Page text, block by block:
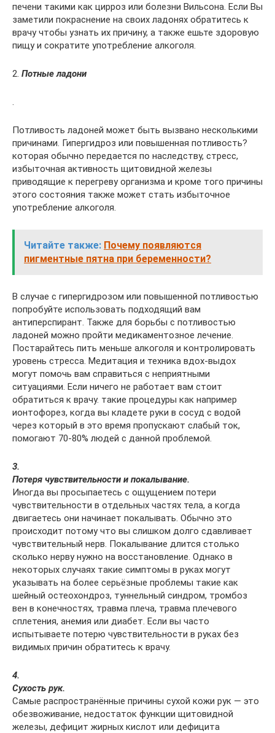
печени такими как цирроз или болезни Вильсона. Если Вы
заметили покраснение на своих ладонях обратитесь к
врачу чтобы узнать их причину, а также ешьте здоровую
пищу и сократите употребление алкоголя.
2. Потные ладони
Потливость ладоней может быть вызвано несколькими
причинами. Гипергидроз или повышенная потливость?
которая обычно передается по наследству, стресс,
избыточная активность щитовидной железы
приводящие к перегреву организма и кроме того причины
этого состояния также может стать избыточное
употребление алкоголя.
Читайте также: Почему появляются
пигментные пятна при беременности?
В случае с гипергидрозом или повышенной потливостью
попробуйте использовать подходящий вам
антиперспирант. Также для борьбы с потливостью
ладоней можно пройти медикаментозное лечение.
Постарайтесь пить меньше алкоголя и контролировать
уровень стресса. Медитация и техника вдох-выдох
могут помочь вам справиться с неприятными
ситуациями. Если ничего не работает вам стоит
обратиться к врачу. такие процедуры как например
ионтофорез, когда вы кладете руки в сосуд с водой
через который в это время пропускают слабый ток,
помогают 70-80% людей с данной проблемой.
3.
Потеря чувствительности и покалывание.
Иногда вы просыпаетесь с ощущением потери
чувствительности в отдельных частях тела, а когда
двигаетесь они начинает покалывать. Обычно это
происходит потому что вы слишком долго сдавливает
чувствительный нерв. Покалывание длится столько
сколько нерву нужно на восстановление. Однако в
некоторых случаях такие симптомы в руках могут
указывать на более серьёзные проблемы такие как
шейный остеохондроз, туннельный синдром, тромбоз
вен в конечностях, травма плеча, травма плечевого
сплетения, анемия или диабет. Если вы часто
испытываете потерю чувствительности в руках без
видимых причин обратитесь к врачу.
4.
Сухость рук.
Самые распространённые причины сухой кожи рук — это
обезвоживание, недостаток функции щитовидной
железы, дефицит жирных кислот или дефицита